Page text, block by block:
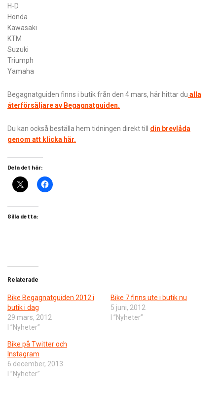
H-D
Honda
Kawasaki
KTM
Suzuki
Triumph
Yamaha
Begagnatguiden finns i butik från den 4 mars, här hittar du alla
återförsäljare av Begagnatguiden.
Du kan också beställa hem tidningen direkt till din brevlåda
genom att klicka här.
Dela det här:
Gilla detta:
Relaterade
Bike Begagnatguiden 2012 i
butik i dag
29 mars, 2012
I ”Nyheter”
Bike 7 finns ute i butik nu
5 juni, 2012
I ”Nyheter”
Bike på Twitter och
Instagram
6 december, 2013
I ”Nyheter”